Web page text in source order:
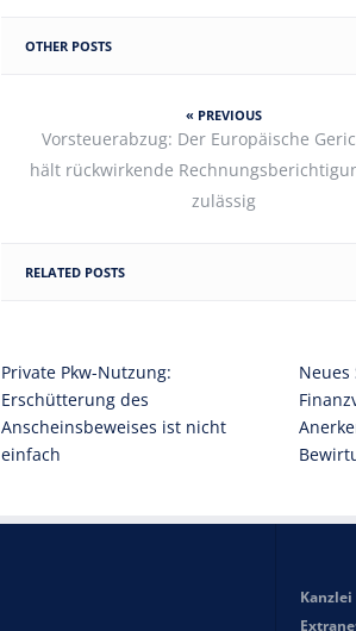
OTHER POSTS
« PREVIOUS
Vorsteuerabzug: Der Europäische
hält rückwirkende
zulässig
RELATED POSTS
Private Pkw-Nutzung:
Erschütterung des
Anscheinsbeweises ist nicht
einfach
Kanzlei